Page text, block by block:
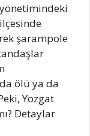
yönetimindeki
ilçesinde
şarampole
ölü ya da
Yozgat
Detaylar